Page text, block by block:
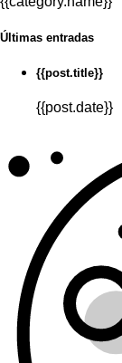
Últimas entradas
{{post.title}}
{{post.date}}